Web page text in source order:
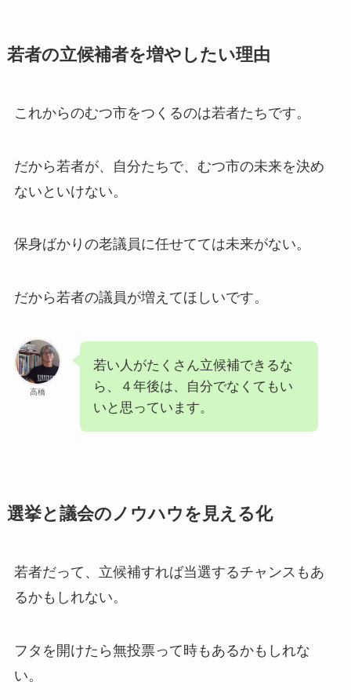
若者の立候補者を増やしたい理由
これからのむつ市をつくるのは若者たちです。
だから若者が、自分たちで、むつ市の未来を決め
ないといけない。
保身ばかりの老議員に任せてては未来がない。
だから若者の議員が増えてほしいです。
高橋
若い人がたくさん立候補できるな
ら、４年後は、自分でなくてもい
いと思っています。
選挙と議会のノウハウを見える化
若者だって、立候補すれば当選するチャンスもあ
るかもしれない。
フタを開けたら無投票って時もあるかもしれな
い。